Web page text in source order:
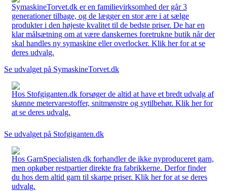
SymaskineTorvet.dk er en familievirksomhed der går 3
generationer tilbage, og de lægger en stor ære i at sælge
produkter i den højeste kvalitet til de bedste priser. De har en
klar målsætning om at være danskernes foretrukne butik når der
skal handles ny symaskine eller overlocker. Klik her for at se
deres udvalg.
Se udvalget på SymaskineTorvet.dk
Hos Stofgiganten.dk forsøger de altid at have et bredt udvalg af
skønne metervarestoffer, snitmønstre og sytilbehør. Klik her for
at se deres udvalg.
Se udvalget på Stofgiganten.dk
Hos GarnSpecialisten.dk forhandler de ikke nyproduceret garn,
men opkøber restpartier direkte fra fabrikkerne. Derfor finder
du hos dem altid garn til skarpe priser. Klik her for at se deres
udvalg.